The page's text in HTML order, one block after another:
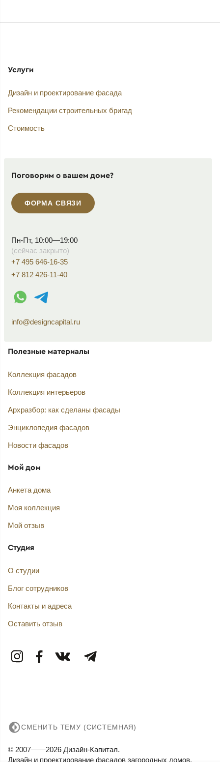
Услуги
Дизайн и проектирование фасада
Рекомендации строительных бригад
Стоимость
Поговорим о вашем доме?
ФОРМА СВЯЗИ
Пн-Пт, 10:00—19:00
(сейчас закрыто)
+7 495 646-16-35
+7 812 426-11-40
WhatsApp контакт
Telegram контакт
info@designcapital.ru
Полезные материалы
Коллекция фасадов
Коллекция интерьеров
Архразбор: как сделаны фасады
Энциклопедия фасадов
Новости фасадов
Мой дом
Анкета дома
Моя коллекция
Мой отзыв
Студия
О студии
Блог сотрудников
Контакты и адреса
Оставить отзыв
СМЕНИТЬ ТЕМУ (СИСТЕМНАЯ)
© 2007——2026 Дизайн-Капитал.
Дизайн и проектирование фасадов загородных домов.